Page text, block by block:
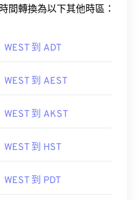
間轉換為以下其他時區：
WEST 到 ADT
WEST 到 AEST
WEST 到 AKST
WEST 到 HST
WEST 到 PDT